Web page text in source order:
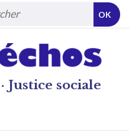
Justice sociale
OK